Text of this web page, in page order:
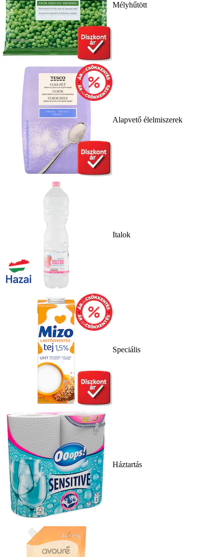
Mélyhűtött
Alapvető élelmiszerek
Italok
Speciális
Háztartás